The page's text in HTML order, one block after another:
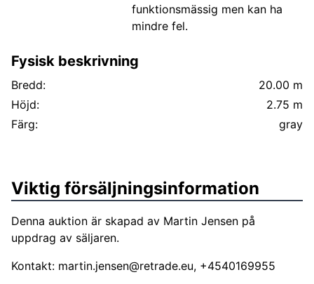
funktionsmässig men kan ha
mindre fel.
Fysisk beskrivning
Bredd:
20.00 m
Höjd:
2.75 m
Färg:
gray
Viktig försäljningsinformation
Denna auktion är skapad av Martin Jensen på
uppdrag av säljaren.
Kontakt: martin.jensen@retrade.eu, +4540169955